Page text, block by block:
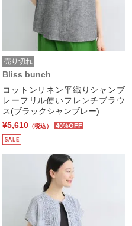
売り切れ
Bliss bunch
コットンリネン平織りシャンブ
レーフリル使いフレンチブラウ
ス(ブラックシャンブレー)
¥5,610 （税込） 40%OFF